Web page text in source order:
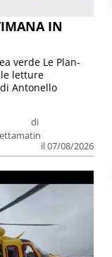
IN
di
il 07/08/2026
verde Le Plan-
le letture
Antonello